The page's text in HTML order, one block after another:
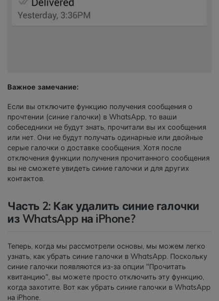
Важное замечание:
Если вы отключите функцию получения сообщения о
прочтении (синие галочки) в WhatsApp, то ваши
собеседники не будут знать, прочитали вы их сообщения
или нет. Они не будут получать одинарные или двойные
серые галочки о доставке сообщения. Хотя после
отключения функции получения прочитанного сообщения
вы не сможете увидеть синие галочки и для других
контактов.
Часть 2: Как удалить синие галочки
из WhatsApp на iPhone?
Теперь, когда мы рассмотрели основы, мы можем легко
узнать, как убрать синие галочки в WhatsApp. Поскольку
синие галочки появляются из-за опции "Прочитать
квитанцию", вы можете просто отключить эту функцию,
когда захотите. Вот как убрать синие галочки в WhatsApp
на iPhone.